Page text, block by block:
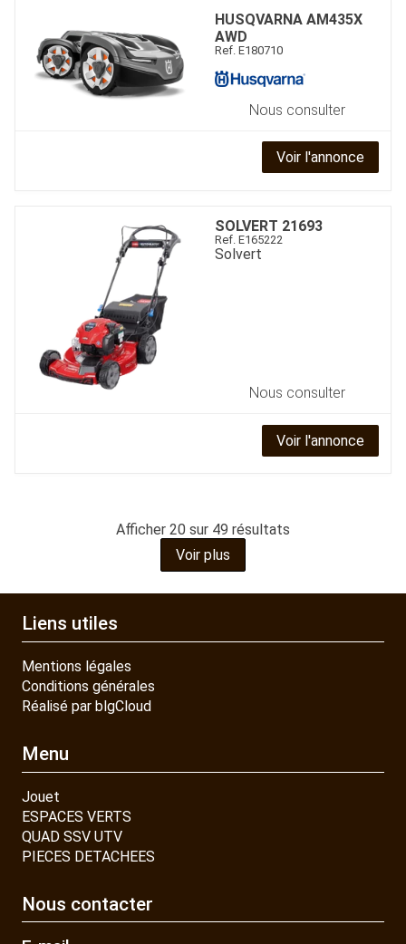
HUSQVARNA AM435X
AWD
Ref. E180710
Nous consulter
Voir l'annonce
SOLVERT 21693
Ref. E165222
Solvert
Nous consulter
Voir l'annonce
Afficher 20 sur 49 résultats
Voir plus
Liens utiles
Mentions légales
Conditions générales
Réalisé par blgCloud
Menu
Jouet
ESPACES VERTS
QUAD SSV UTV
PIECES DETACHEES
Nous contacter